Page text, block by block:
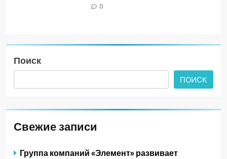
0
Поиск
ПОИСК
Свежие записи
Группа компаний «Элемент» развивает